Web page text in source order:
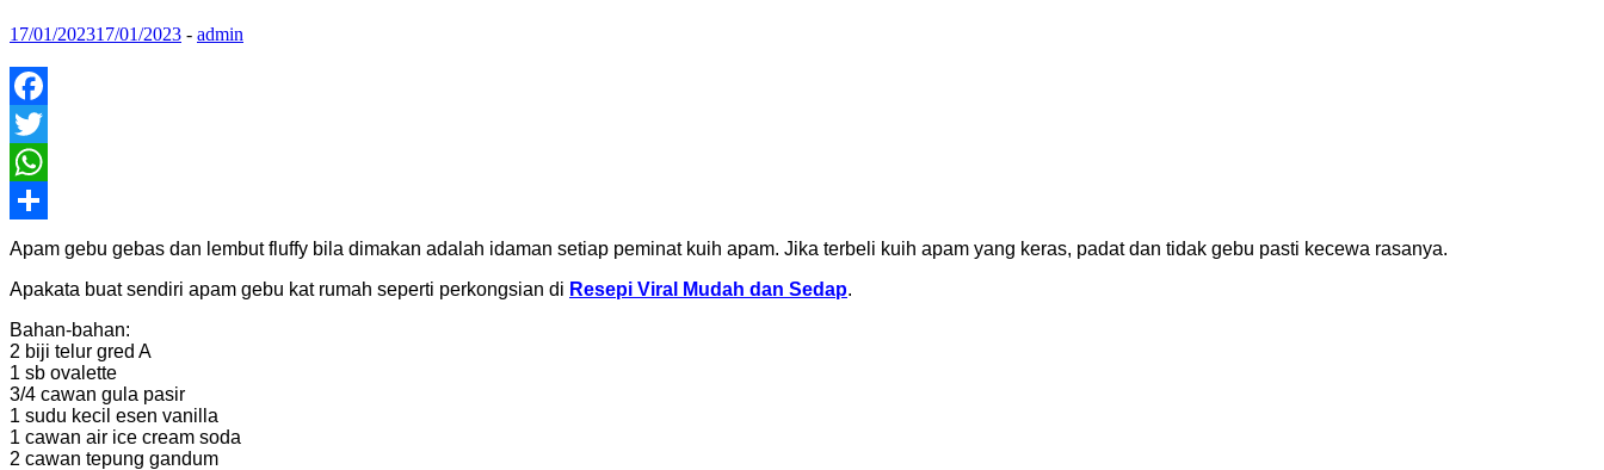
17/01/202317/01/2023 - admin
Facebook
Twitter
WhatsApp
Share
Apam gebu gebas dan lembut fluffy bila dimakan adalah idaman setiap peminat kuih apam. Jika terbeli kuih apam yang keras, padat dan tidak gebu pasti kecewa rasanya.
Apakata buat sendiri apam gebu kat rumah seperti perkongsian di Resepi Viral Mudah dan Sedap.
Bahan-bahan:
2 biji telur gred A
1 sb ovalette
3/4 cawan gula pasir
1 sudu kecil esen vanilla
1 cawan air ice cream soda
2 cawan tepung gandum